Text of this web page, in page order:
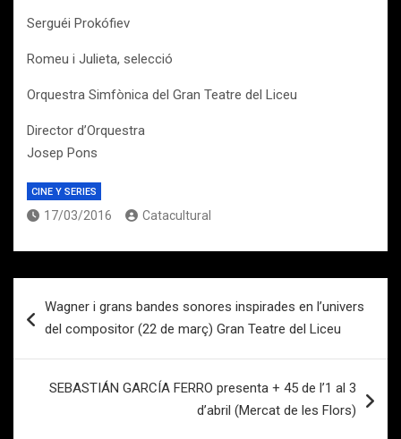
Serguéi Prokófiev
Romeu i Julieta, selecció
Orquestra Simfònica del Gran Teatre del Liceu
Director d’Orquestra
Josep Pons
CINE Y SERIES
17/03/2016 Catacultural
de
Wagner i grans bandes sonores inspirades en l’univers
del compositor (22 de març) Gran Teatre del Liceu
SEBASTIÁN GARCÍA FERRO presenta + 45 de l’1 al 3
d’abril (Mercat de les Flors)